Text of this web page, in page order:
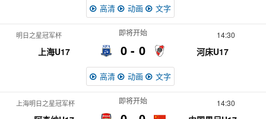
高清 动画 文字
明日之星冠军杯 14:30
上海U17 0
即将开始
河床U17
0
高清 动画 文字
上海明日之星冠军杯 14:30
即将开始